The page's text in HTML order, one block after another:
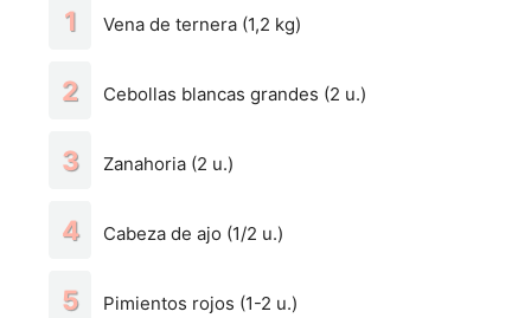
Vena de ternera (1,2 kg)
Cebollas blancas grandes (2 u.)
Zanahoria (2 u.)
Cabeza de ajo (1/2 u.)
Pimientos rojos (1-2 u.)